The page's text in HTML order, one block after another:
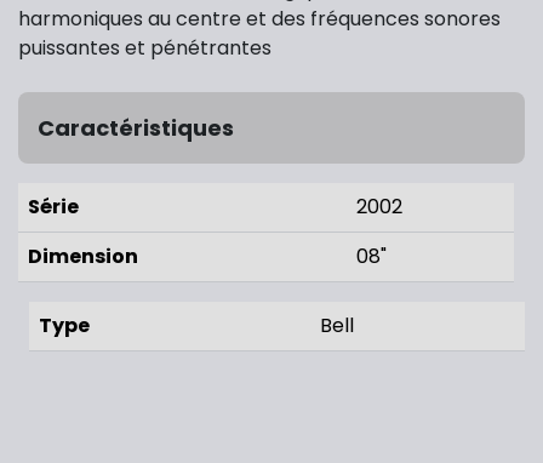
harmoniques au centre et des fréquences sonores
puissantes et pénétrantes
Caractéristiques
Série
2002
Dimension
08"
Type Bell